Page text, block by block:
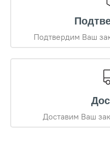
Подтвердим Ваш
Доставим Ваш